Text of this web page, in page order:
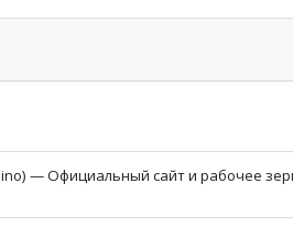
— Официальный сайт и рабочее